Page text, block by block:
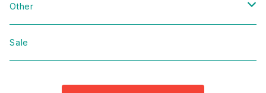
Domestic
Jacket
Vintage
Domestic
Other
bag
Sale